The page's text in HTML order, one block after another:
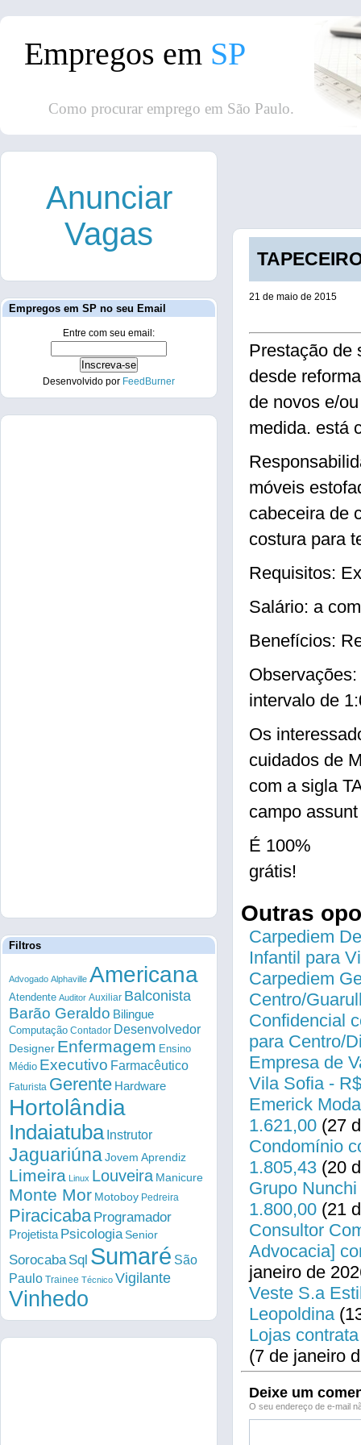
Empregos em SP
Como procurar emprego em São Paulo.
21 de maio de 2015
Prestação de
desde
de novos e/
medida. está
móveis
cabeceira de
costura para
Requisitos:
Salário: a
Benefícios:
intervalo de
Os
cuidados de
com a sigla
campo
É 100%
grátis!
Outras
Carpediem
Infantil para
Carpediem
Centro/
Confidencial
para Centro/
Empresa de
Vila Sofia -
Emerick
1.621,00 (27
Condomínio
1.805,43 (20
Grupo
1.800,00 (21
Consultor
Advocacia]
janeiro de
Veste S.a
Leopoldina
Lojas
(7 de janeiro
Deixe um
O seu endereço de e-mail
Anunciar
Vagas
Empregos em SP no seu Email
Entre com seu email:
Desenvolvido por FeedBurner
Filtros
Advogado Alphaville Americana
Atendente Auditor Auxiliar Balconista
Barão Geraldo Bilingue
Computação Contador Desenvolvedor
Designer Enfermagem Ensino
Médio Executivo Farmacêutico
Faturista Gerente Hardware
Hortolândia
Indaiatuba Instrutor
Jaguariúna Jovem Aprendiz
Limeira Linux Louveira Manicure
Monte Mor Motoboy Pedreira
Piracicaba Programador
Projetista PsicologiaSenior
Sorocaba Sql Sumaré São
Paulo Trainee Técnico Vigilante
Vinhedo